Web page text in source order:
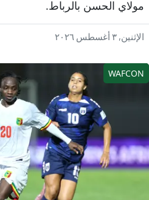
الحسن بالرباط.
٣ أغسطس ٢٠٢٦